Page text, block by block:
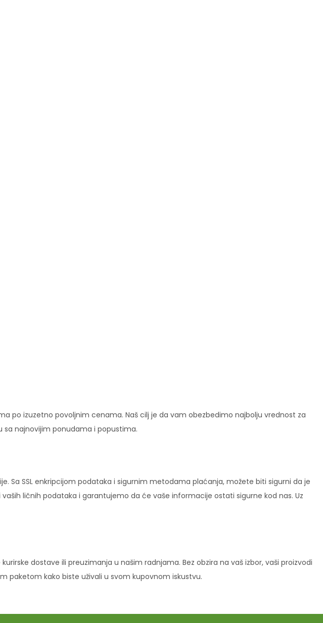
po izuzetno povoljnim cenama. Naš cilj je da vam obezbedimo najbolju vrednost za
sa najnovijim ponudama i popustima.
Sa SSL enkripcijom podataka i sigurnim metodama plaćanja, možete biti sigurni da je
ličnih podataka i garantujemo da će vaše informacije ostati sigurne kod nas. Uz
dostave ili preuzimanja u našim radnjama. Bez obzira na vaš izbor, vaši proizvodi
paketom kako biste uživali u svom kupovnom iskustvu.